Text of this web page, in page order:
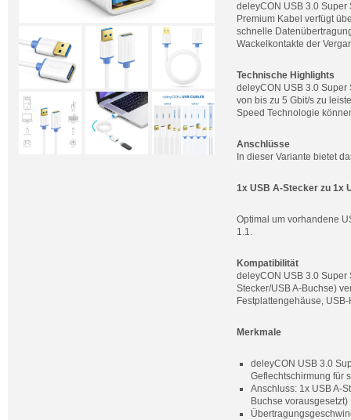
deleyCON USB 3.0
Premium Kabel verfügt
schnelle
Wackelkontakte der
Technische Highlights
deleyCON USB 3.0
von bis zu 5 Gbit/s zu
Speed Technologie
Anschlüsse
In dieser Variante bietet
1x USB A-Stecker zu 1x
Optimal um vorhandene
1.1.
Kompatibilität
deleyCON USB 3.0
Stecker/USB A-Buchse)
Festplattengehäuse,
Merkmale
deleyCON USB 3.0
Geflechtschirmung für
Anschluss: 1x USB A-
Buchse vorausgesetzt)